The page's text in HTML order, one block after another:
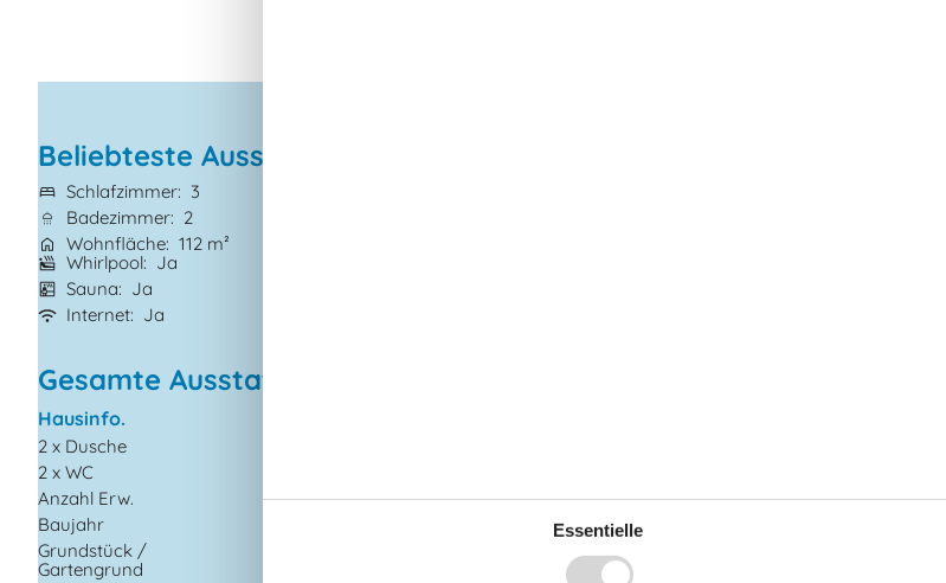
Beliebteste Ausstattungen
Schlafzimmer
3
Badezimmer
2
Wohnfläche 112 m²
Whirlpool
Ja
Sauna
Ja
Internet
Ja
Gesamte Ausstattung
Hausinfo.
2 x Dusche
2 x WC
Anzahl Erw.
10
Baujahr
Grundstück /
Gartengrund
Gefriertruhe
160
Grill
Cooler Grill
Essentielle